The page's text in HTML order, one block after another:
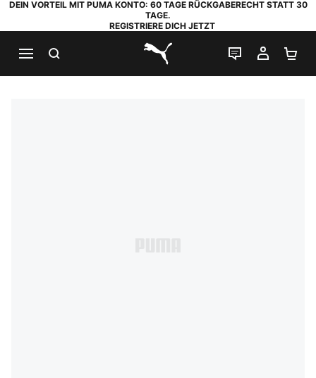
DEIN VORTEIL MIT PUMA KONTO: 60 TAGE RÜCKGABERECHT STATT 30
TAGE.
REGISTRIERE DICH JETZT
PUMA.com
LIVE-CHAT
MEIN